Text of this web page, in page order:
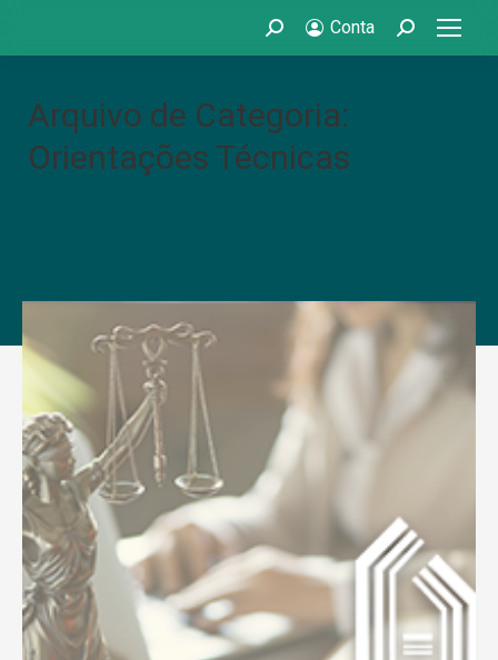
Search: Conta Search:
Arquivo de Categoria:
Orientações Técnicas